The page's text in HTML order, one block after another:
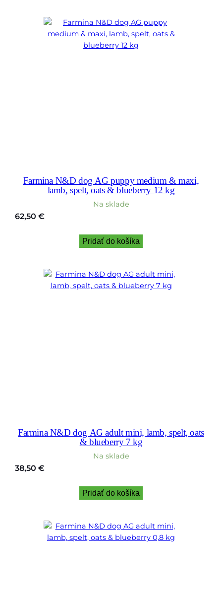
Farmina N&D dog AG puppy medium & maxi,
lamb, spelt, oats & blueberry 12 kg
Na sklade
62,50 €
Pridať do košíka
Farmina N&D dog AG adult mini, lamb, spelt, oats
& blueberry 7 kg
Na sklade
38,50 €
Pridať do košíka